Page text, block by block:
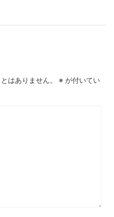
はありません。 ※ が付いてい